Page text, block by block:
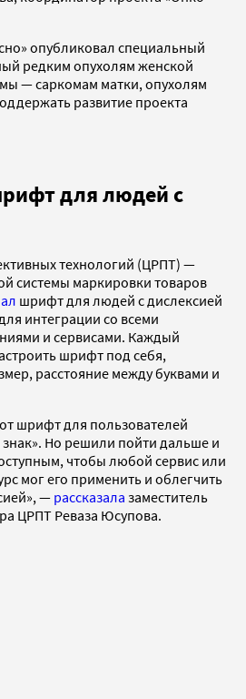
опубликовал специальный
редким опухолям женской
— саркомам матки, опухолям
развитие проекта
для людей с
технологий (ЦРПТ) —
системы маркировки товаров
шрифт для людей с дислексией
интеграции со всеми
и сервисами. Каждый
шрифт под себя,
расстояние между буквами и
шрифт для пользователей
Но решили пойти дальше и
чтобы любой сервис или
мог его применить и облегчить
— рассказала заместитель
ЦРПТ Реваза Юсупова.